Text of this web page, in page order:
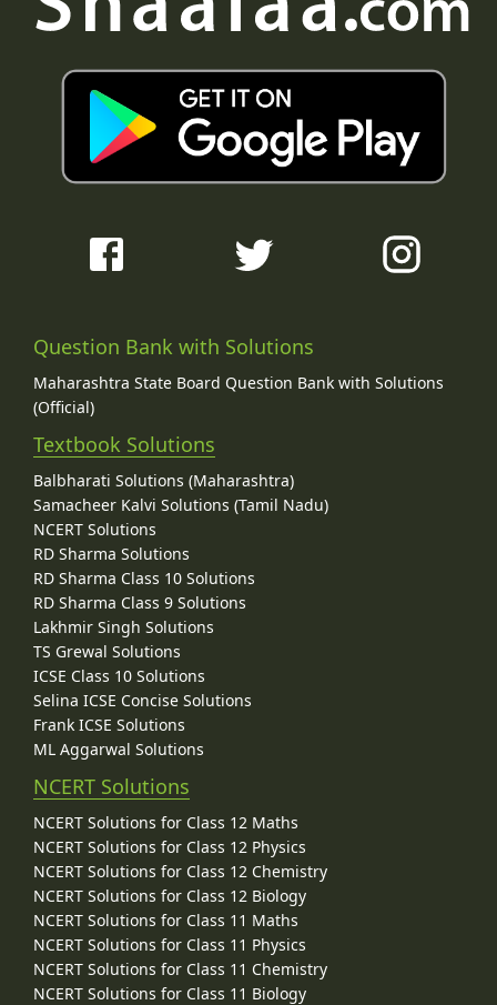
Question Bank with Solutions
Maharashtra State Board Question Bank with Solutions
(Official)
Textbook Solutions
Balbharati Solutions (Maharashtra)
Samacheer Kalvi Solutions (Tamil Nadu)
NCERT Solutions
RD Sharma Solutions
RD Sharma Class 10 Solutions
RD Sharma Class 9 Solutions
Lakhmir Singh Solutions
TS Grewal Solutions
ICSE Class 10 Solutions
Selina ICSE Concise Solutions
Frank ICSE Solutions
ML Aggarwal Solutions
NCERT Solutions
NCERT Solutions for Class 12 Maths
NCERT Solutions for Class 12 Physics
NCERT Solutions for Class 12 Chemistry
NCERT Solutions for Class 12 Biology
NCERT Solutions for Class 11 Maths
NCERT Solutions for Class 11 Physics
NCERT Solutions for Class 11 Chemistry
NCERT Solutions for Class 11 Biology